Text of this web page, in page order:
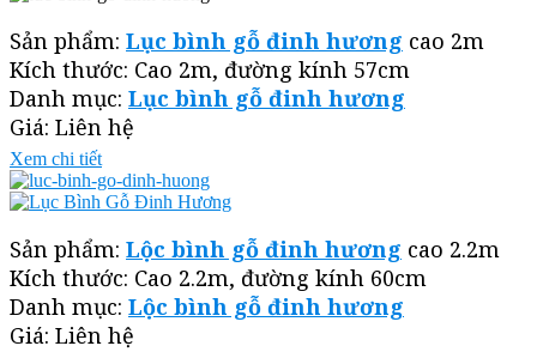
Sản phẩm: Lục bình gỗ đinh hương cao 2m
Kích thước: Cao 2m, đường kính 57cm
Danh mục: Lục bình gỗ đinh hương
Giá: Liên hệ
Xem chi tiết
Sản phẩm: Lộc bình gỗ đinh hương cao 2.2m
Kích thước: Cao 2.2m, đường kính 60cm
Danh mục: Lộc bình gỗ đinh hương
Giá: Liên hệ